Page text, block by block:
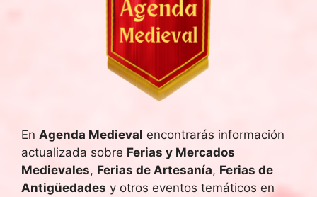
En Agenda Medieval encontrarás información
actualizada sobre Ferias y Mercados
Medievales, Ferias de Artesanía, Ferias de
Antigüedades y otros eventos temáticos en